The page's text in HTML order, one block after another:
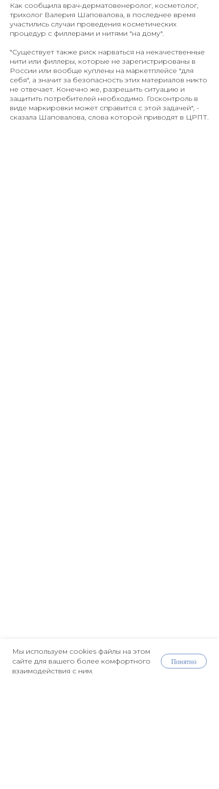
Как сообщила врач-дерматовенеролог, косметолог,
трихолог Валерия Шаповалова, в последнее время
участились случаи проведения косметических
процедур с филлерами и нитями "на дому".
"Существует также риск нарваться на некачественные
нити или филлеры, которые не зарегистрированы в
России или вообще куплены на маркетплейсе "для
себя", а значит за безопасность этих материалов никто
не отвечает. Конечно же, разрешить ситуацию и
защитить потребителей необходимо. Госконтроль в
виде маркировки может справится с этой задачей", -
сказала Шаповалова, слова которой приводят в ЦРПТ.
Мы используем cookies файлы на этом
сайте для вашего более комфортного
взаимодействия с ним.
Понятно